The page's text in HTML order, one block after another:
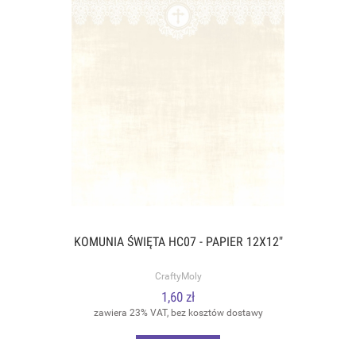
KOMUNIA ŚWIĘTA HC07 - PAPIER 12X12"
CraftyMoly
1,60 zł
zawiera 23% VAT, bez kosztów dostawy